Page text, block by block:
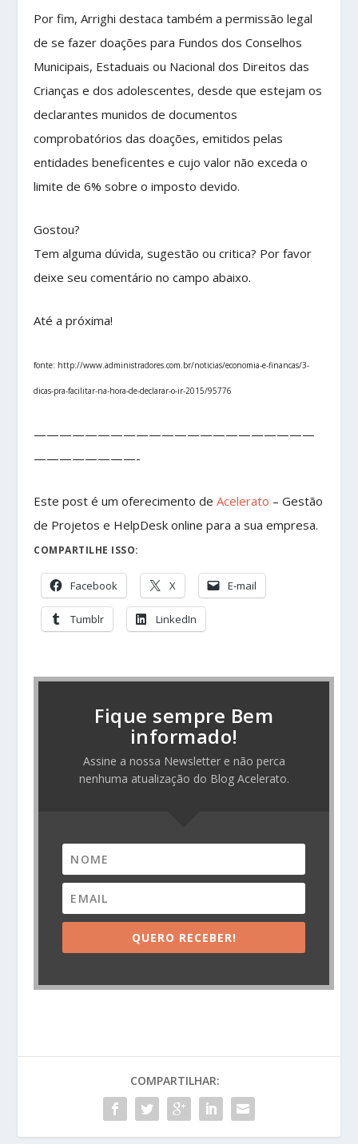
Por fim, Arrighi destaca também a permissão legal
de se fazer doações para Fundos dos Conselhos
Municipais, Estaduais ou Nacional dos Direitos das
Crianças e dos adolescentes, desde que estejam os
declarantes munidos de documentos
comprobatórios das doações, emitidos pelas
entidades beneficentes e cujo valor não exceda o
limite de 6% sobre o imposto devido.
Gostou?
Tem alguma dúvida, sugestão ou critica? Por favor
deixe seu comentário no campo abaixo.
Até a próxima!
fonte: http://www.administradores.com.br/noticias/economia-e-financas/3-
dicas-pra-facilitar-na-hora-de-declarar-o-ir-2015/95776
——————————————————————
————————-
Este post é um oferecimento deAcelerato – Gestão
de Projetos e HelpDesk online para a sua empresa.
COMPARTILHE ISSO:
Facebook X E-mail
Tumblr LinkedIn
Fique sempre Bem
informado!
Assine a nossa Newsletter e não perca
nenhuma atualização do Blog Acelerato.
QUERO RECEBER!
COMPARTILHAR: